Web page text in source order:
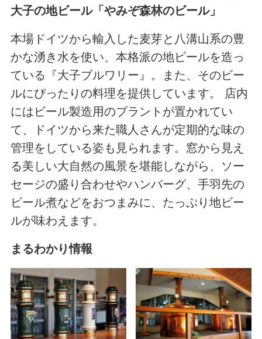
大子の地ビール「やみぞ森林のビール」
本場ドイツから輸入した麦芽と八溝山系の豊
かな湧き水を使い、本格派の地ビールを造っ
ている『大子ブルワリー』。また、そのビー
ルにぴったりの料理を提供しています。 店内
にはビール製造用のブラントが置かれてい
て、ドイツから来た職人さんが定期的な味の
管理をしている姿も見られます。窓から見え
る美しい大自然の風景を堪能しながら、ソー
セージの盛り合わせやハンバーグ、手羽先の
ビール煮などをおつまみに、たっぷり地ビー
ルが味わえます。
まるわかり情報